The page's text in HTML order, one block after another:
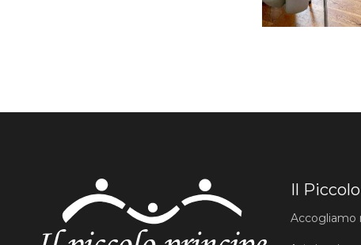
Il
Accogliamo